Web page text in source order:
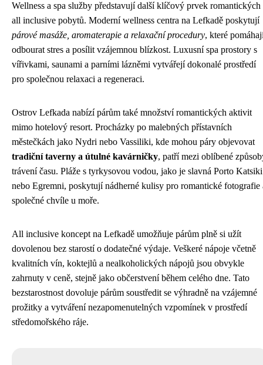
Wellness a spa služby představují další klíčový prvek romantických
all inclusive pobytů. Moderní wellness centra na Lefkadě poskytují
párové masáže, aromaterapie a relaxační procedury, které
odbourat stres a posílit vzájemnou blízkost. Luxusní spa prostory s
vířivkami, saunami a parními lázněmi vytvářejí dokonalé prostředí
pro společnou relaxaci a regeneraci.
Ostrov Lefkada nabízí párům také množství romantických aktivit
mimo hotelový resort. Procházky po malebných přístavních
městečkách jako Nydri nebo Vassiliki, kde mohou páry objevovat
tradiční taverny a útulné kavárničky, patří mezi oblíbené
trávení času. Pláže s tyrkysovou vodou, jako je slavná Porto Katsiki
nebo Egremni, poskytují nádherné kulisy pro romantické fotografie
společné chvíle u moře.
All inclusive koncept na Lefkadě umožňuje párům plně si užít
dovolenou bez starostí o dodatečné výdaje. Veškeré nápoje včetně
kvalitních vín, koktejlů a nealkoholických nápojů jsou obvykle
zahrnuty v ceně, stejně jako občerstvení během celého dne. Tato
bezstarostnost dovoluje párům soustředit se výhradně na vzájemné
prožitky a vytváření nezapomenutelných vzpomínek v prostředí
středomořského ráje.